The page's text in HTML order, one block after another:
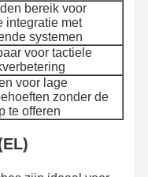
bereik voor
integratie met
systemen
voor tactiele
voor lage
zonder de
te offeren